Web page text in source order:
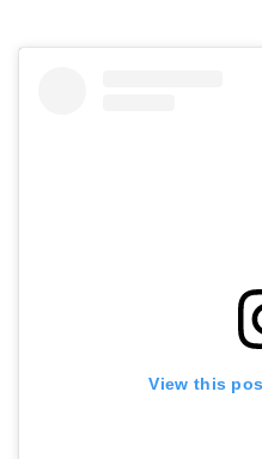
View this